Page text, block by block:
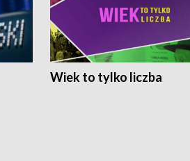
Wiek to tylko liczba